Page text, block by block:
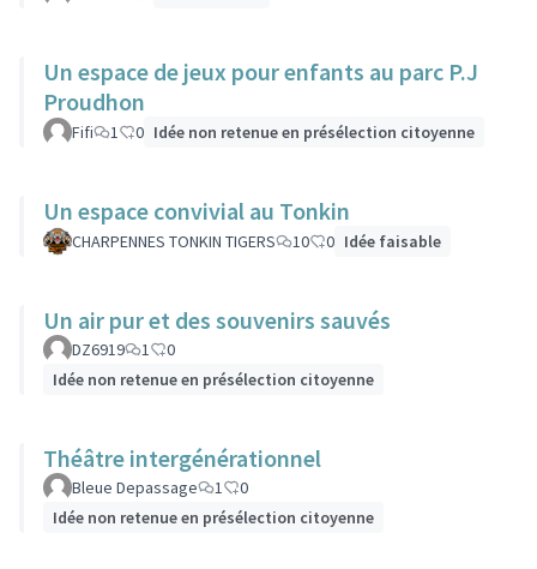
Un espace de jeux pour enfants au parc P.J
Proudhon
Fifi 1 0 Idée non retenue en présélection citoyenne
Un espace convivial au Tonkin
CHARPENNES TONKIN TIGERS 10 0 Idée faisable
Un air pur et des souvenirs sauvés
DZ6919 1
0
Idée non retenue en présélection citoyenne
Théâtre intergénérationnel
Bleue Depassage 1
0
Idée non retenue en présélection citoyenne